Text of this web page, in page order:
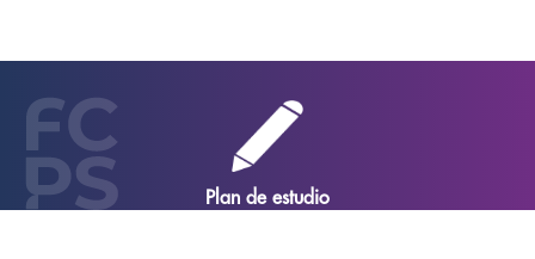
Plan de estudio